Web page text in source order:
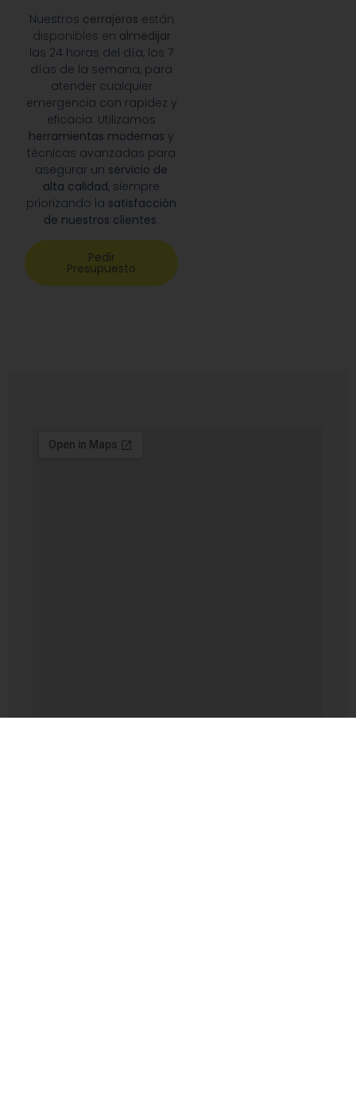
Nuestros cerrajeros están
disponibles en almedijar
las 24 horas del día, los 7
días de la semana, para
atender cualquier
emergencia con rapidez y
eficacia. Utilizamos
herramientas modernas y
técnicas avanzadas para
asegurar un servicio de
alta calidad, siempre
priorizando la satisfacción
de nuestros clientes.
Pedir
Presupuesto